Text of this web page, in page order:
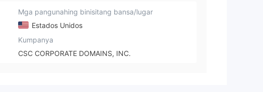
Mga pangunahing binisitang bansa/lugar
Estados Unidos
Kumpanya
CSC CORPORATE DOMAINS, INC.